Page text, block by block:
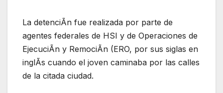
La detenciÃn fue realizada por parte de
agentes federales de HSI y de Operaciones de
EjecuciÃn y RemociÃn (ERO, por sus siglas en
inglÃs cuando el joven caminaba por las calles
de la citada ciudad.